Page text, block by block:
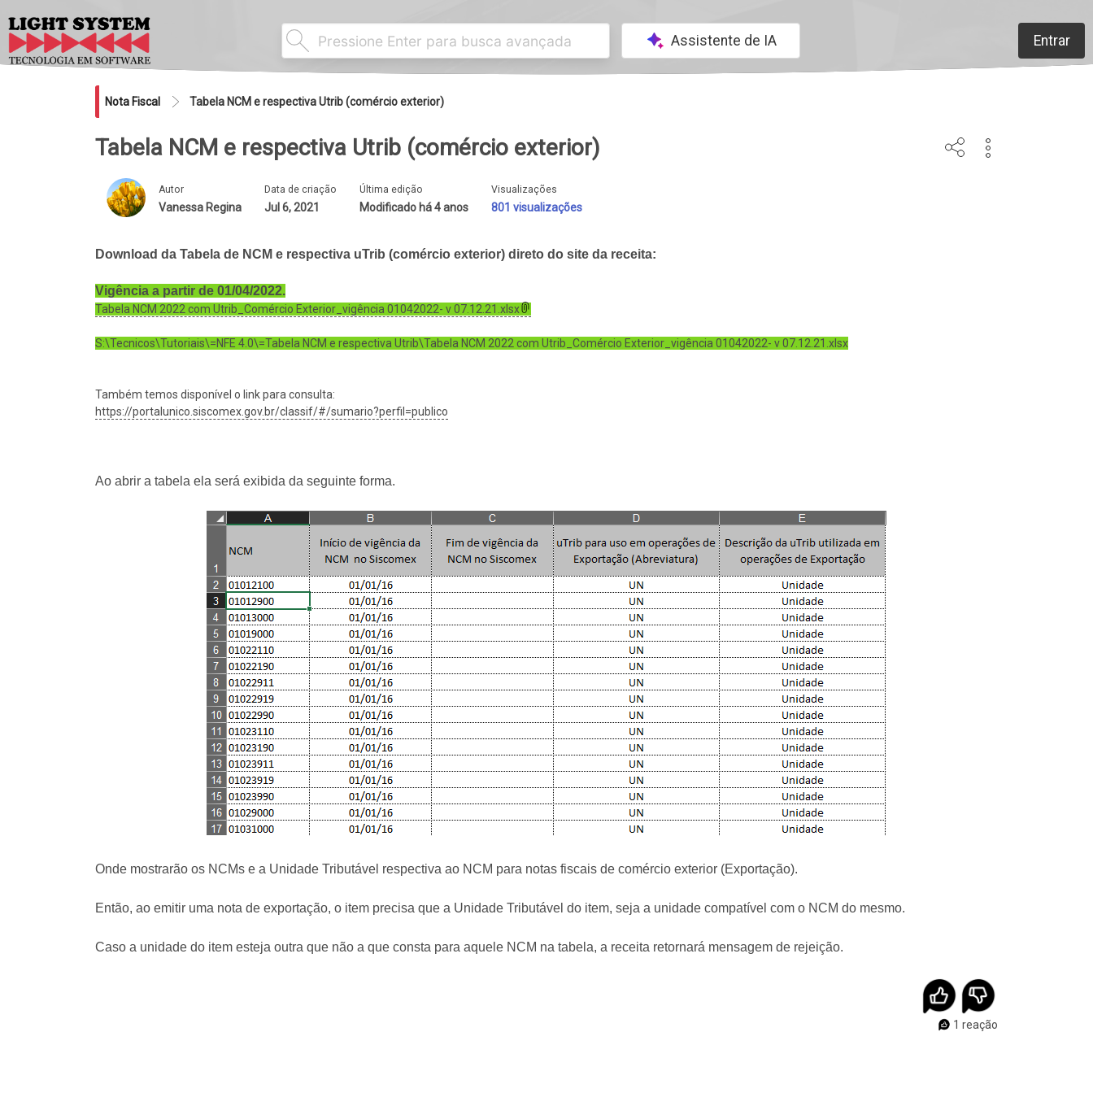
Assistente de IA Entrar
Nota Fiscal Tabela NCM e respectiva Utrib (comércio exterior)
Tabela NCM e respectiva Utrib (comércio exterior)
Autor
Vanessa Regina
Data de criação
Jul 6, 2021
Última edição
Modificado há 4 anos
Visualizações
801 visualizações
Download da Tabela de NCM e respectiva uTrib (comércio exterior) direto do site da receita:
Vigência a partir de 01/04/2022.
Tabela NCM 2022 com Utrib_Comércio Exterior_vigência 01042022- v 07.12.21.xlsx
S:\Tecnicos\Tutoriais\=NFE 4.0\=Tabela NCM e respectiva Utrib\Tabela NCM 2022 com Utrib_Comércio Exterior_vigência 01042022- v 07.12.21.xlsx
Também temos disponível o link para consulta:
https://portalunico.siscomex.gov.br/classif/#/sumario?perfil=publico
Ao abrir a tabela ela será exibida da seguinte forma.
Onde mostrarão os NCMs e a Unidade Tributável respectiva ao NCM para notas fiscais de comércio exterior (Exportação).
Então, ao emitir uma nota de exportação, o item precisa que a Unidade Tributável do item, seja a unidade compatível com o NCM do mesmo.
Caso a unidade do item esteja outra que não a que consta para aquele NCM na tabela, a receita retornará mensagem de rejeição.
1 reação